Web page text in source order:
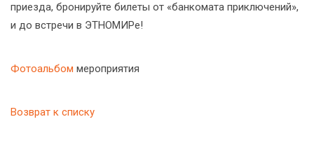
приезда, бронируйте билеты от «банкомата приключений»,
и до встречи в ЭТНОМИРе!
Фотоальбом мероприятия
Возврат к списку